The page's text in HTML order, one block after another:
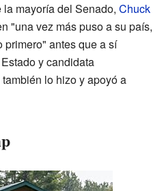
mayoría del Senado, Chuck
"una vez más puso a su país,
primero" antes que a sí
y candidata
también lo hizo y apoyó a